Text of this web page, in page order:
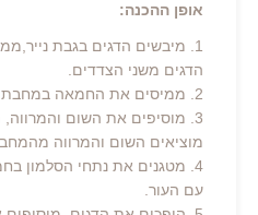
אופן ההכנה:
1. מיבשים הדגים בגבת
הדגים משני הצדדים.
2. ממיסים את החמאה במחבת.
3. מוסיפים את השום
מוציאים השום והמרווה
עם העור.